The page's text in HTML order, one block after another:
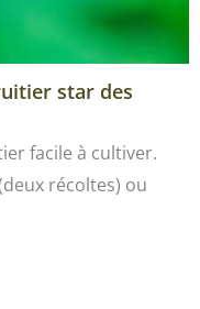
star des
facile à cultiver.
récoltes) ou